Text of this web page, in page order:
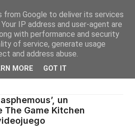
un
The Game Kitchen
from Google to deliver its services
IP address and user-agent are
with performance and security
of service, generate usage
and address abuse.
MORE GOT IT